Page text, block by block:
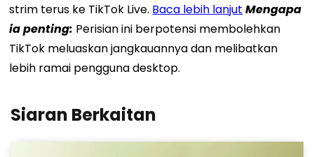
strim terus ke TikTok Live. Baca lebih lanjut Mengapa
ia penting: Perisian ini berpotensi membolehkan
TikTok meluaskan jangkauannya dan melibatkan
lebih ramai pengguna desktop.
Siaran Berkaitan